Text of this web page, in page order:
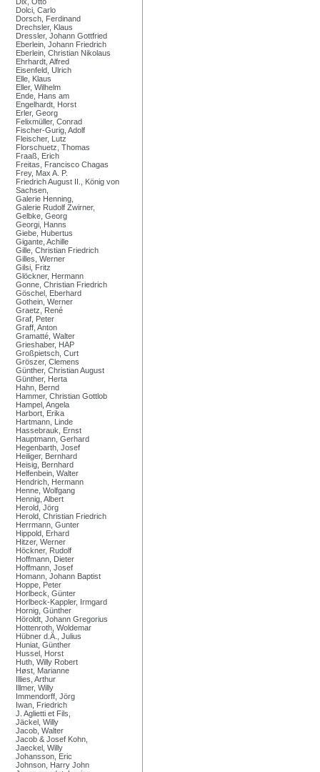
Dolci, Carlo
Dorsch, Ferdinand
Drechsler, Klaus
Dressler, Johann Gottfried
Eberlein, Johann Friedrich
Eberlein, Christian Nikolaus
Ehrhardt, Alfred
Eisenfeld, Ulrich
Elle, Klaus
Eller, Wilhelm
Ende, Hans am
Engelhardt, Horst
Erler, Georg
Felixmüller, Conrad
Fischer-Gurig, Adolf
Fleischer, Lutz
Florschuetz, Thomas
Fraaß, Erich
Freitas, Francisco Chagas
Frey, Max A. P.
Friedrich August II., König von
Sachsen,
Galerie Henning,
Galerie Rudolf Zwirner,
Gelbke, Georg
Georgi, Hanns
Giebe, Hubertus
Gigante, Achille
Gille, Christian Friedrich
Gilles, Werner
Gilsi, Fritz
Glöckner, Hermann
Gonne, Christian Friedrich
Göschel, Eberhard
Gothein, Werner
Graetz, René
Graf, Peter
Graff, Anton
Gramatté, Walter
Grieshaber, HAP
Großpietsch, Curt
Gröszer, Clemens
Günther, Christian August
Günther, Herta
Hahn, Bernd
Hammer, Christian Gottlob
Hampel, Angela
Harbort, Erika
Hartmann, Linde
Hassebrauk, Ernst
Hauptmann, Gerhard
Hegenbarth, Josef
Heiliger, Bernhard
Heisig, Bernhard
Helfenbein, Walter
Hendrich, Hermann
Henne, Wolfgang
Hennig, Albert
Herold, Jörg
Herold, Christian Friedrich
Herrmann, Gunter
Hippold, Erhard
Hitzer, Werner
Höckner, Rudolf
Hoffmann, Dieter
Hoffmann, Josef
Homann, Johann Baptist
Hoppe, Peter
Horlbeck, Günter
Horlbeck-Kappler, Irmgard
Hornig, Günther
Höroldt, Johann Gregorius
Hottenroth, Woldemar
Hübner d.Ä., Julius
Huniat, Günther
Hussel, Horst
Huth, Willy Robert
Høst, Marianne
Illies, Arthur
Illmer, Willy
Immendorff, Jörg
Iwan, Friedrich
J. Aglietti et Fils,
Jäckel, Willy
Jacob, Walter
Jacob & Josef Kohn,
Jaeckel, Willy
Johansson, Eric
Johnson, Harry John